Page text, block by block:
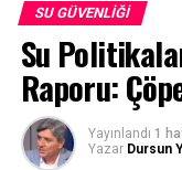
SU GÜVENLIĞI
Su
Raporu:
Yayınlandı 1
Yazar Dursun